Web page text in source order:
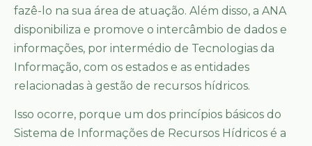
fazê-lo na sua área de atuação. Além disso, a ANA
disponibiliza e promove o intercâmbio de dados e
informações, por intermédio de Tecnologias da
Informação, com os estados e as entidades
relacionadas à gestão de recursos hídricos.
Isso ocorre, porque um dos princípios básicos do
Sistema de Informações de Recursos Hídricos é a